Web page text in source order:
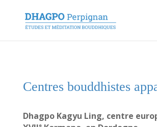
Centres bouddhistes
Dhagpo Kagyu Ling, centre
e